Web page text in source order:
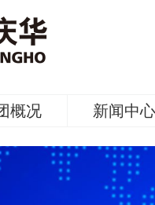
概况 新闻中心